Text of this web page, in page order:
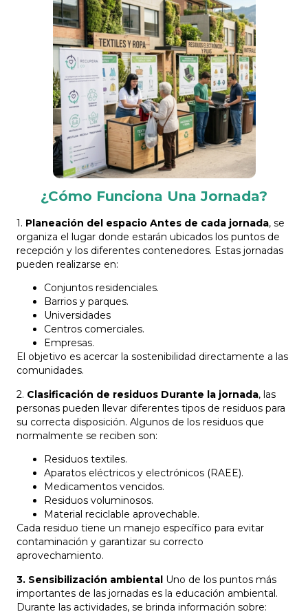
¿Cómo Funciona Una Jornada?
1. Planeación del espacio Antes de cada jornada, se
organiza el lugar donde estarán ubicados los puntos de
recepción y los diferentes contenedores. Estas jornadas
pueden realizarse en:
Conjuntos residenciales.
Barrios y parques.
Universidades
Centros comerciales.
Empresas.
El objetivo es acercar la sostenibilidad directamente a las
comunidades.
2. Clasificación de residuos Durante la jornada, las
personas pueden llevar diferentes tipos de residuos para
su correcta disposición. Algunos de los residuos que
normalmente se reciben son:
Residuos textiles.
Aparatos eléctricos y electrónicos (RAEE).
Medicamentos vencidos.
Residuos voluminosos.
Material reciclable aprovechable.
Cada residuo tiene un manejo específico para evitar
contaminación y garantizar su correcto
aprovechamiento.
3. Sensibilización ambiental Uno de los puntos más
importantes de las jornadas es la educación ambiental.
Durante las actividades, se brinda información sobre: